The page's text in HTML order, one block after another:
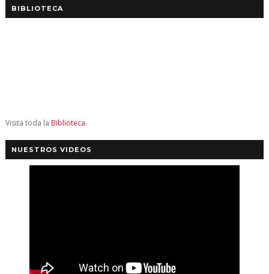
BIBLIOTECA
Visita toda la Biblioteca.
NUESTROS VIDEOS